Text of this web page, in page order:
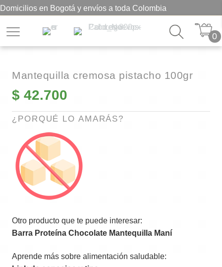
Domicilios en Bogotá y envíos a toda Colombia
0
Mantequilla cremosa pistacho 100gr
$ 42.700
¿PORQUÉ LO AMARÁS?
Otro producto que te puede interesar:
Barra Proteína Chocolate Mantequilla Maní
Aprende más sobre alimentación saludable: